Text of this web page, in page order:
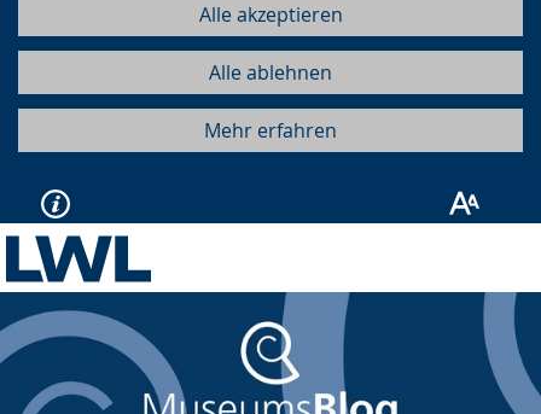
Alle akzeptieren
Alle ablehnen
Mehr erfahren